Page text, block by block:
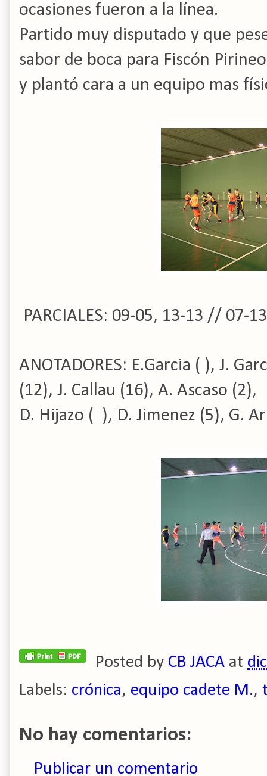
ocasiones fueron a la línea.
Partido muy disputado y que
sabor de boca para Fiscón
y plantó cara a un equipo mas
PARCIALES: 09-05, 13-13 // 07-
ANOTADORES: E.Garcia ( ), J.
(12), J. Callau (16), A. Ascaso (2),
D. Hijazo ( ), D. Jimenez (5), G.
Posted by CB JACA at
Labels: crónica, equipo cadete M.,
No hay comentarios:
Publicar un comentario